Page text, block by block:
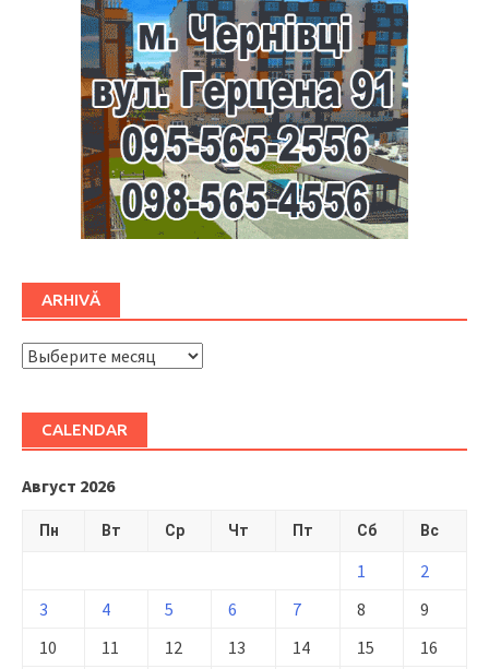
ARHIVĂ
ARHIVĂ
CALENDAR
Август 2026
Пн Вт Ср Чт Пт Сб Вс
1
2
3
4 5 6 7 8
9
10
11 12 13 14 15
16